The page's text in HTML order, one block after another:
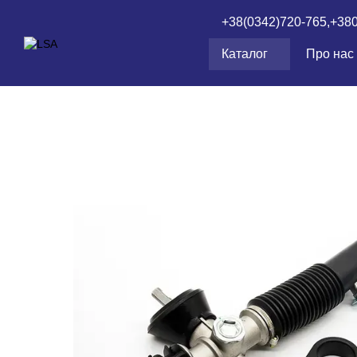
+38(0342)720-765,
Каталог Про нас